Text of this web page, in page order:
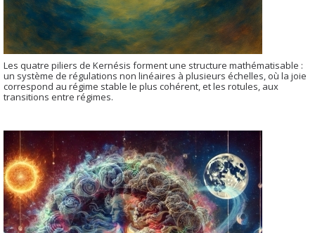
Les quatre piliers de Kernésis forment une structure mathématisable :
un système de régulations non linéaires à plusieurs échelles, où la joie
correspond au régime stable le plus cohérent, et les rotules, aux
transitions entre régimes.